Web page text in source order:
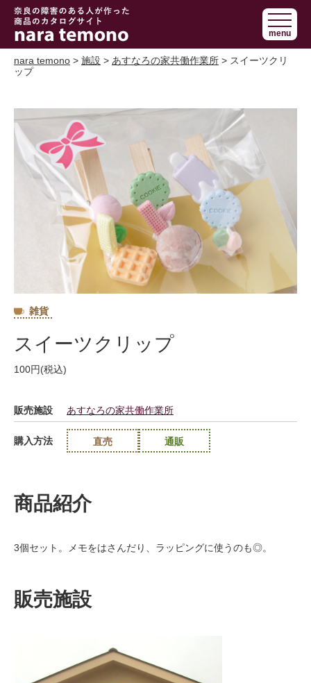
奈良で障害の
ある人の手作
り商品 nara
temono
menu
nara temono > 施設 > あすなろの家共働作業所 > スイーツクリ
ップ
雑貨
スイーツクリップ
100円(税込)
販売施設 あすなろの家共働作業所
購入方法 直売 通販
商品紹介
3個セット。メモをはさんだり、ラッピングに使うのも◎。
販売施設